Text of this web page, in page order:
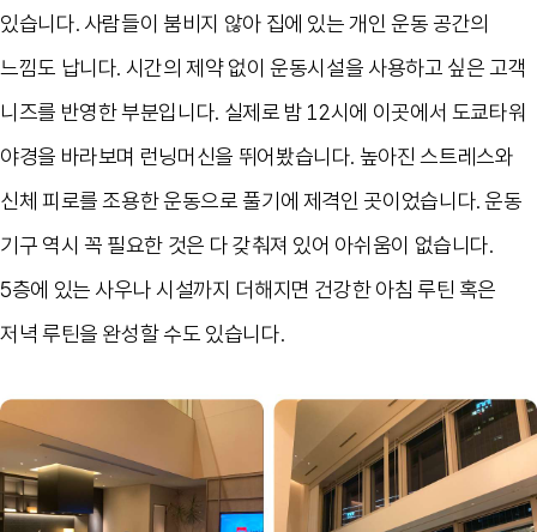
있습니다. 사람들이 붐비지 않아 집에 있는 개인 운동 공간의
느낌도 납니다. 시간의 제약 없이 운동시설을 사용하고 싶은 고객
니즈를 반영한 부분입니다. 실제로 밤 12시에 이곳에서 도쿄타워
야경을 바라보며 런닝머신을 뛰어봤습니다. 높아진 스트레스와
신체 피로를 조용한 운동으로 풀기에 제격인 곳이었습니다.운동
기구 역시 꼭 필요한 것은 다 갖춰져 있어 아쉬움이 없습니다.
5층에 있는 사우나 시설까지 더해지면 건강한 아침 루틴 혹은
저녁 루틴을 완성할 수도 있습니다.